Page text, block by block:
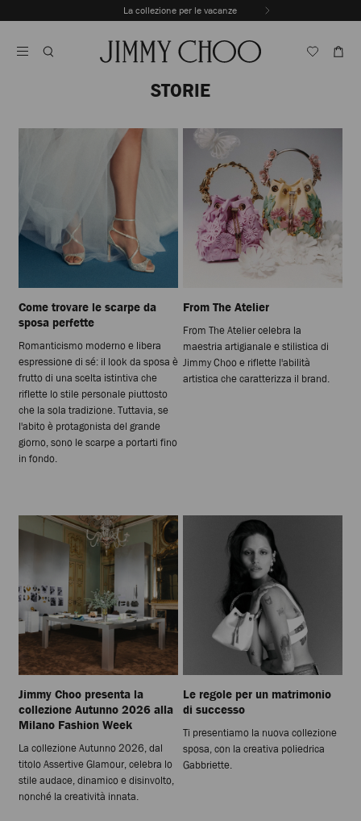
Al
La collezione per le vacanze
automatica
STORIE
Come trovare le scarpe da
sposa perfette
Romanticismo moderno e libera
espressione di sé: il look da sposa è
frutto di una scelta istintiva che
riflette lo stile personale piuttosto
che la sola tradizione. Tuttavia, se
l'abito è protagonista del grande
giorno, sono le scarpe a portarti fino
in fondo.
From The Atelier
From The Atelier celebra la
maestria artigianale e stilistica di
Jimmy Choo e riflette l'abilità
artistica che caratterizza il brand.
Jimmy Choo presenta la
collezione Autunno 2026 alla
Milano Fashion Week
La collezione Autunno 2026, dal
titolo Assertive Glamour, celebra lo
stile audace, dinamico e disinvolto,
nonché la creatività innata.
Le regole per un matrimonio
di successo
Ti presentiamo la nuova collezione
sposa, con la creativa poliedrica
Gabbriette.